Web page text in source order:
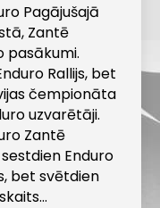
Pagājušajā
Zantē
pasākumi.
Rallijs, bet
čempionāta
uzvarētāji.
Zantē
Enduro
bet svētdien